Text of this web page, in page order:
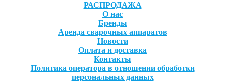
РАСПРОДАЖА
О нас
Бренды
Аренда сварочных аппаратов
Новости
Оплата и доставка
Контакты
Политика оператора в отношении обработки
персональных данных